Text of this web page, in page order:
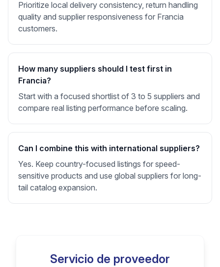
Prioritize local delivery consistency, return handling
quality and supplier responsiveness for Francia
customers.
How many suppliers should I test first in
Francia?
Start with a focused shortlist of 3 to 5 suppliers and
compare real listing performance before scaling.
Can I combine this with international suppliers?
Yes. Keep country-focused listings for speed-
sensitive products and use global suppliers for long-
tail catalog expansion.
Servicio de proveedor